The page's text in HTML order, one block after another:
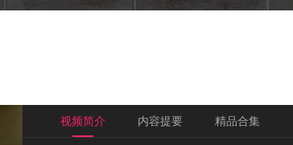
视频简介 内容提要 精品合集